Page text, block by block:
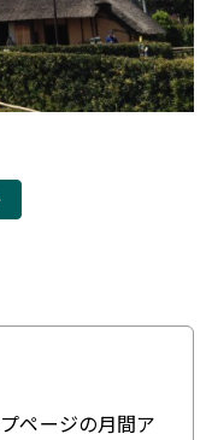
ページの月間ア